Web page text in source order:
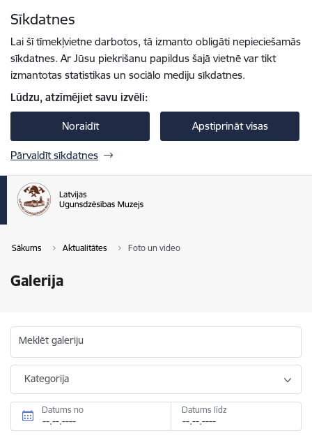
Sīkdatnes
Lai šī tīmekļvietne darbotos, tā izmanto obligāti nepieciešamās
sīkdatnes. Ar Jūsu piekrišanu papildus šajā vietnē var tikt
izmantotas statistikas un sociālo mediju sīkdatnes.
Lūdzu, atzīmējiet savu izvēli:
Noraidīt Apstiprināt visas
Pārvaldīt sīkdatnes
Sākums Aktualitātes Foto un video
Galerija
Meklēt galeriju
Kategorija
Datums no Datums līdz